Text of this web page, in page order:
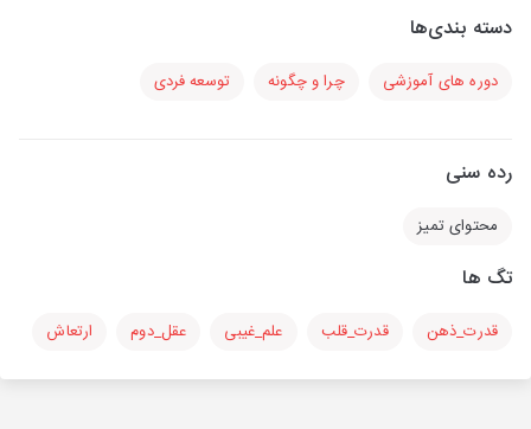
دسته بندی‌ها
دوره های آموزشی چرا و چگونه توسعه فردی
رده سنی
محتوای تمیز
تگ ها
قدرت_ذهن قدرت_قلب علم_غیبی عقل_دوم ارتعاش